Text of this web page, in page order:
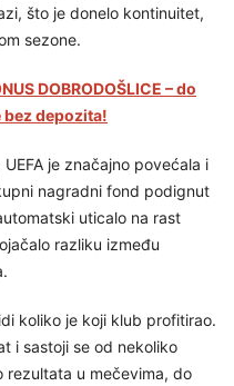
što je donelo kontinuitet,
sezone.
DOBRODOŠLICE – do
bez depozita!
je značajno povećala i
nagradni fond podignut
uticalo na rast
razliku između
koliko je koji klub profitirao.
i sastoji se od nekoliko
rezultata u mečevima, do